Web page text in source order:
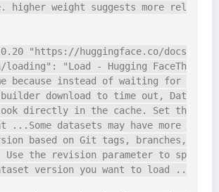
higher weight suggests more rel
"https://huggingface.co/docs
"Load - Hugging FaceTh
because instead of waiting for
download to time out, Dat
directly in the cache. Set th
...Some datasets may have more
based on Git tags, branches,
Use the revision parameter to sp
version you want to load ..